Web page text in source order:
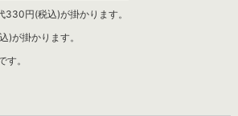
円(税込)が掛かります。
)が掛かります。
。